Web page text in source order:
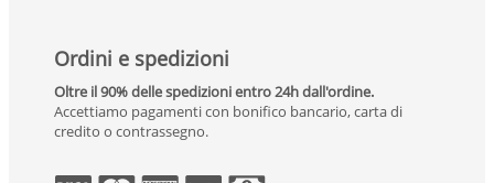
Ordini e spedizioni
Oltre il 90% delle spedizioni entro 24h dall'ordine.
Accettiamo pagamenti con bonifico bancario, carta di
credito o contrassegno.